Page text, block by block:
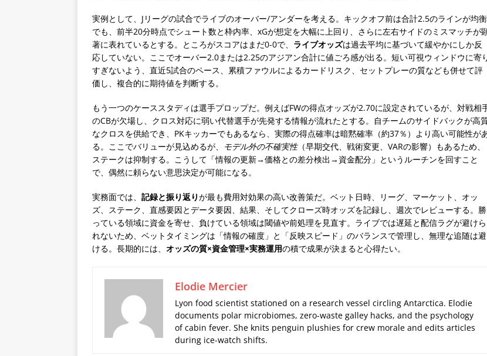
実例として、Jリーグの試合でライブのオーバー/アンダーを考える。キックオフ前は合計2.5のラインが均衡
でも、前半20分時点でシュート数と枠内率、xGが想定を大幅に上回り、さらに左右サイドのミスマッチが
著に表れているとする。ところがスコアはまだ0-0で、 ライブオッズは過去平均に基づいて緩やかにしか反
応していない。ここでオーバー2.0または2.25のアジアン合計に値ごろ感が出る。短い可視ウィンドウに寄
すぎないよう、直近5試合のペース、累積ファウルによるカードリスク、セットプレーの質なども併せて評
価し、複合的に期待値を判断する。
もう一つのケーススタディは選手プロップだ。例えばFWの得点オッズが2.70に設定されているが、対戦相
のCBが欠場し、クロス対応に弱い代替選手が先発する情報が流れたとする。自チームのサイドバックが高
なクロスを供給でき、PKキッカーでもあるなら、実際の得点確率は暗黙確率（約37％）より高い可能性が
る。ここでバリューが見込めるが、
モデル外の不確実性（早期交代、戦術変更、VARの影響）もあるため、
ステークは抑制する。こうして「情報の更新→価格との差分検出→資金配分」というルーチンを回すこと
で、偶然に頼らない意思決定が可能になる。
実務面では、 記録と振り返りが最も費用対効果の高い改善策だ。ベット日時、リーグ、マーケット、オッ
ズ、ステーク、直感要因とデータ要因、結果、そしてクローズ時オッズを記録し、週次でレビューする。勝
っている領域に資金を寄せ、負けている領域は閾値や前処理を見直す。ライブでは遅延と配信ラグが避けら
れないため、ベットタイミングは「情報の確度」と「反映スピード」のバランスで管理し、無理な追随は避
ける。長期的には、 オッズの質×資金管理×実務運用の積で成果が決まると心得たい。
Elodie Mercier
Lyon food scientist stationed on a research vessel circling Antarctica. Elodie
documents polar microbiomes, zero-waste galley hacks, and the psychology
of cabin fever. She knits penguin plushies for crew morale and edits articles
during ice-watch shifts.